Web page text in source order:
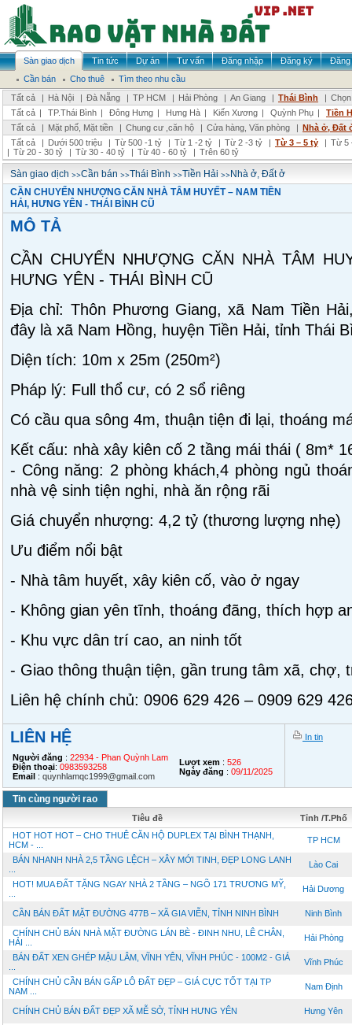
Sàn giao dịch Tin tức Dự án Tư vấn Đăng nhập Đăng ký
Đăng
Cần bán
Cho thuê
Tìm theo nhu cầu
Tất cả
| Hà Nội | Đà Nẵng | TP HCM | Hải Phòng | An Giang | Thái Bình |
Tất cả | TP.Thái Bình | Đông Hưng | Hưng Hà | Kiến Xương | Quỳnh Phụ |
Tiền
Tất cả
| Mặt phố, Mặt tiền | Chung cư ,căn hộ | Cửa hàng, Văn phòng | Nhà ở, Đất
Tất cả
| Dưới 500 triệu | Từ 500 -1 tỷ | Từ 1 -2 tỷ | Từ 2 -3 tỷ | Từ 3 – 5 tỷ | Từ 5
| Từ 20 - 30 tỷ | Từ 30 - 40 tỷ | Từ 40 - 60 tỷ | Trên 60 tỷ
Sàn giao dịch >>Cần bán >>Thái Bình >>Tiền Hải >>Nhà ở, Đất ở
CẦN CHUYỂN NHƯỢNG CĂN NHÀ TÂM HUYẾT – NAM TIỀN
HẢI, HƯNG YÊN - THÁI BÌNH CŨ
MÔ TẢ
CẦN CHUYỂN NHƯỢNG CĂN NHÀ TÂM
HƯNG YÊN - THÁI BÌNH CŨ
Địa chỉ: Thôn Phương Giang, xã Nam Tiền
đây là xã Nam Hồng, huyện Tiền Hải, tỉnh Thái
Diện tích: 10m x 25m (250m²)
Pháp lý: Full thổ cư, có 2 sổ riêng
Có cầu qua sông 4m, thuận tiện đi lại, thoáng
Kết cấu: nhà xây kiên cố 2 tầng mái thái ( 8m*
- Công năng: 2 phòng khách,4 phòng ngủ
nhà vệ sinh tiện nghi, nhà ăn rộng rãi
Giá chuyển nhượng: 4,2 tỷ (thương lượng nhẹ)
Ưu điểm nổi bật
- Nhà tâm huyết, xây kiên cố, vào ở ngay
- Không gian yên tĩnh, thoáng đãng, thích hợp
- Khu vực dân trí cao, an ninh tốt
- Giao thông thuận tiện, gần trung tâm xã, chợ,
Liên hệ chính chủ: 0906 629 426 – 0909 629
LIÊN HỆ
Người đăng : 22934 - Phan Quỳnh Lam
Điện thoại: 0983593258
Email : quynhlamqc1999@gmail.com
Lượt xem : 526
Ngày đăng : 09/11/2025
In tin
Tin cùng người rao
Tiêu đề
Tỉnh /T.Phố
HOT HOT HOT – CHO THUÊ CĂN HỘ DUPLEX TẠI BÌNH THẠNH,
HCM - ...
TP HCM
BÁN NHANH NHÀ 2,5 TẦNG LỆCH – XÂY MỚI TINH, ĐẸP LONG LANH
Lào Cai
HOT! MUA ĐẤT TẶNG NGAY NHÀ 2 TẦNG – NGÕ 171 TRƯƠNG MỸ,
Hải Dương
CẦN BÁN ĐẤT MẶT ĐƯỜNG 477B – XÃ GIA VIỄN, TỈNH NINH BÌNH Ninh Bình
CHÍNH CHỦ BÁN NHÀ MẶT ĐƯỜNG LÁN BÈ - ĐINH NHU, LÊ CHÂN,
HẢI ...
Hải Phòng
BÁN ĐẤT XEN GHÉP MẬU LÂM, VĨNH YÊN, VĨNH PHÚC - 100M2 - GIÁ
Vĩnh Phúc
CHÍNH CHỦ CẦN BÁN GẤP LÔ ĐẤT ĐẸP – GIÁ CỰC TỐT TẠI TP
NAM ...
Nam Định
CHÍNH CHỦ BÁN ĐẤT ĐẸP XÃ MỄ SỞ, TỈNH HƯNG YÊN Hưng Yên